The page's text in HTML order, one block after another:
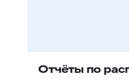
Отчёты по